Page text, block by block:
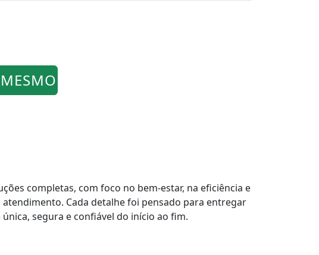
completas, com foco no bem-estar, na eficiência e
atendimento. Cada detalhe foi pensado para entregar
segura e confiável do início ao fim.